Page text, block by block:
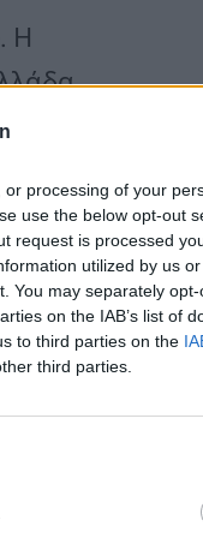
processing of your
use the below opt-out
request is processed
utilized by us
You may separately
on the IAB’s list of
to third parties on the
third parties.
Η
ΑΕΚ, 23